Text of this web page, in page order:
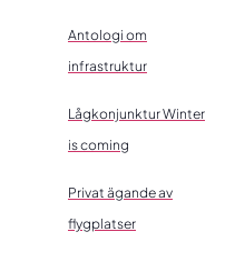
Antologi om
infrastruktur
Lågkonjunktur Winter
is coming
Privat ägande av
flygplatser